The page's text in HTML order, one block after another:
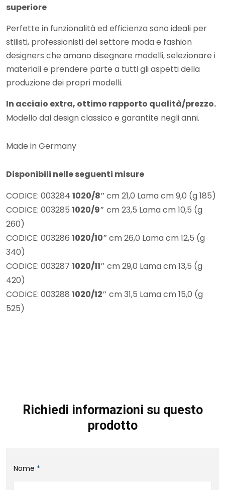
superiore
Perfette in funzionalità ed efficienza sono ideali per
stilisti, professionisti del settore moda e fashion
designers che amano disegnare modelli, selezionare i
materiali e prendere parte a tutti gli aspetti della
produzione dei propri modelli.
In acciaio extra, ottimo rapporto qualità/prezzo.
Modello dal design classico e garantite negli anni.
Made in Germany
Disponibili nelle seguenti misure
CODICE: 003284 1020/8″ cm 21,0 Lama cm 9,0 (g 185)
CODICE: 003285 1020/9″ cm 23,5 Lama cm 10,5 (g
260)
CODICE: 003286 1020/10″ cm 26,0 Lama cm 12,5 (g
340)
CODICE: 003287 1020/11″ cm 29,0 Lama cm 13,5 (g
420)
CODICE: 003288 1020/12″ cm 31,5 Lama cm 15,0 (g
525)
Richiedi informazioni su questo
prodotto
Nome *